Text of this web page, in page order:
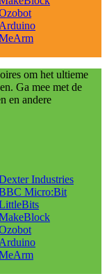
Arduino
om het ultieme
Ga mee met de
en andere
Industries
Micro:Bit
Arduino